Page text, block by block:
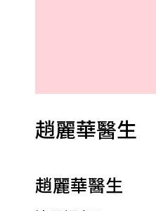
趙麗華醫生
趙麗華醫生